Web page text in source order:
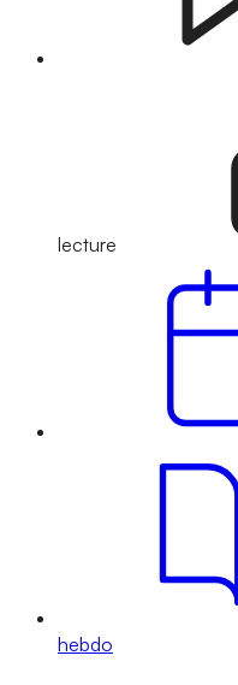
lecture
hebdo